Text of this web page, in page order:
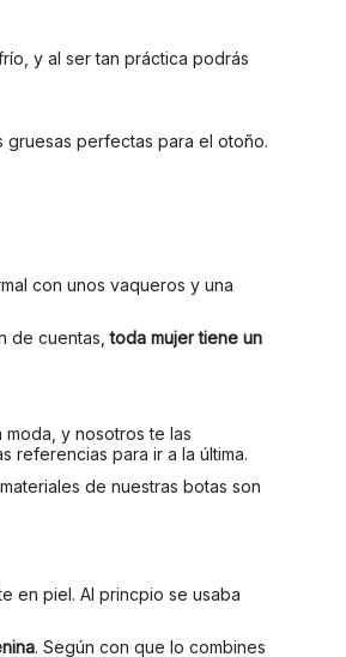
y al ser tan práctica podrás
gruesas perfectas para el otoño.
con unos vaqueros y una
de cuentas,toda mujer tiene un
moda, y nosotros te las
referencias para ir a la última.
de nuestras botas son
en piel. Al princpio se usaba
. Según con que lo combines